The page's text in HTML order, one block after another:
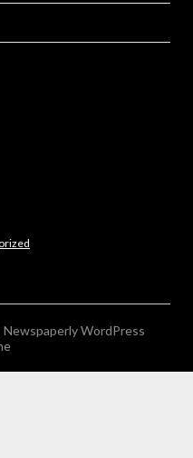
Newspaperly WordPress